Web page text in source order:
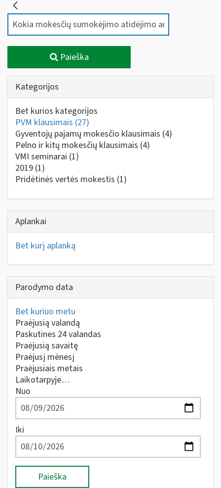
Paieška
Kategorijos
Bet kurios kategorijos
PVM klausimais (27)
Gyventojų pajamų mokesčio klausimais (4)
Pelno ir kitų mokesčių klausimais (4)
VMI seminarai (1)
2019 (1)
Pridėtinės vertės mokestis (1)
Aplankai
Bet kurį aplanką
Parodymo data
Bet kuriuo metu
Praėjusią valandą
Paskutines 24 valandas
Praėjusią savaitę
Praėjusį mėnesį
Praėjusiais metais
Laikotarpyje…
Nuo
Iki
Paieška